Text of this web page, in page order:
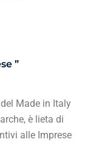
”
Made in Italy
è lieta di
alle Imprese